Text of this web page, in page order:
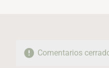
Comentarios